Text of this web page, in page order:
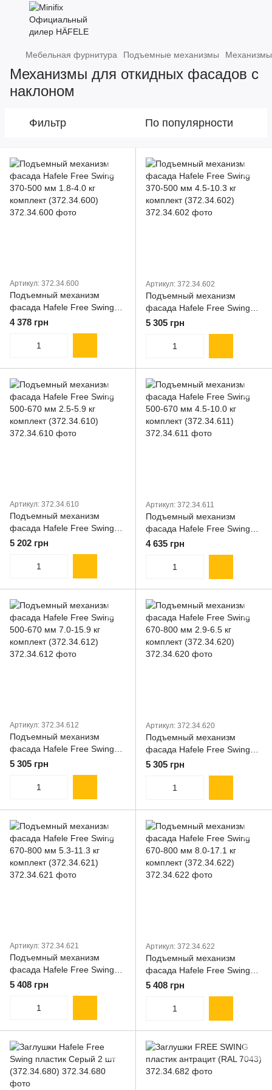
Мебельная фурнитура Подъемные механизмы
Механизмы для откидных фасадов с
наклоном
Фильтр По популярности
Артикул: 372.34.600
Подъемный механизм
фасада Hafele Free Swing
370-500 мм 1.8-4.0 кг
комплект (372.34.600)
4 378 грн
Артикул: 372.34.602
Подъемный механизм
фасада Hafele Free Swing
370-500 мм 4.5-10.3 кг
комплект (372.34.602)
5 305 грн
Артикул: 372.34.610
Подъемный механизм
фасада Hafele Free Swing
500-670 мм 2.5-5.9 кг
комплект (372.34.610)
5 202 грн
Артикул: 372.34.611
Подъемный механизм
фасада Hafele Free Swing
500-670 мм 4.5-10.0 кг
комплект (372.34.611)
4 635 грн
Артикул: 372.34.612
Подъемный механизм
фасада Hafele Free Swing
500-670 мм 7.0-15.9 кг
комплект (372.34.612)
5 305 грн
Артикул: 372.34.620
Подъемный механизм
фасада Hafele Free Swing
670-800 мм 2.9-6.5 кг
комплект (372.34.620)
5 305 грн
Артикул: 372.34.621
Подъемный механизм
фасада Hafele Free Swing
670-800 мм 5.3-11.3 кг
комплект (372.34.621)
5 408 грн
Артикул: 372.34.622
Подъемный механизм
фасада Hafele Free Swing
670-800 мм 8.0-17.1 кг
комплект (372.34.622)
5 408 грн